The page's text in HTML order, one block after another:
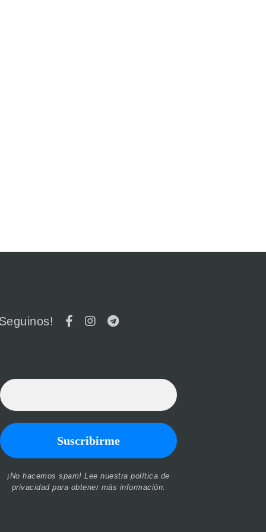
¡No hacemos spam! Lee nuestrapolítica de
privacidadpara obtener más información.